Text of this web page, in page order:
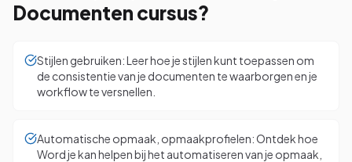
Documenten cursus?
Stijlen gebruiken: Leer hoe je stijlen kunt toepassen om
de consistentie van je documenten te waarborgen en je
workflow te versnellen.
Automatische opmaak, opmaakprofielen: Ontdek hoe
Word je kan helpen bij het automatiseren van je opmaak,